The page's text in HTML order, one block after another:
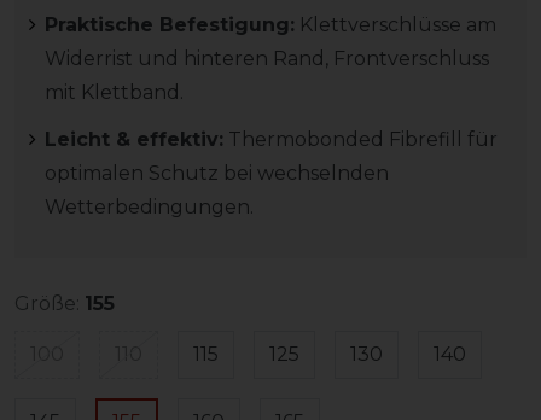
Praktische Befestigung: Klettverschlüsse am
Widerrist und hinteren Rand, Frontverschluss
mit Klettband.
Leicht & effektiv: Thermobonded Fibrefill für
optimalen Schutz bei wechselnden
Wetterbedingungen.
Größe: 155
115 125 130 140